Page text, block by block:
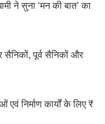
ने सुना ‘मन की बात’ का
सैनिकों, पूर्व सैनिकों और
एवं निर्माण कार्यों के लिए ₹